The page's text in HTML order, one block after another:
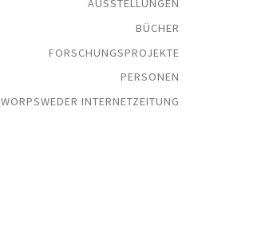
AUSSTELLUNGEN
BÜCHER
FORSCHUNGSPROJEKTE
PERSONEN
WORPSWEDER INTERNETZEITUNG